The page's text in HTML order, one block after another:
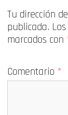
Tu dirección
publicada.
marcados con
Comentario *